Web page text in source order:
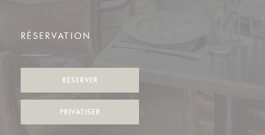
RÉSERVATION
RÉSERVER
PRIVATISER